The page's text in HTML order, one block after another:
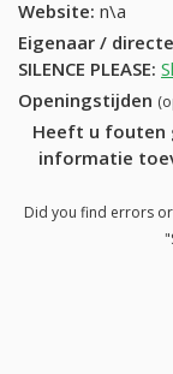
Website: n\a
Eigenaar /
SILENCE PLEASE:
Openingstijden
Heeft u fouten
informatie
Did you find errors